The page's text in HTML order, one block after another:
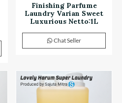
Finishing Parfume
Laundry Varian Sweet
Luxurious Netto:1L
Chat Seller